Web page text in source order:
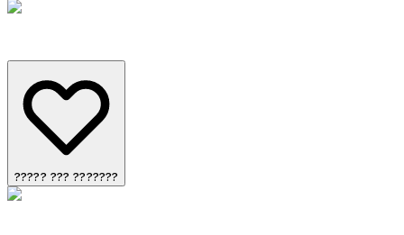
????? ??? ???????